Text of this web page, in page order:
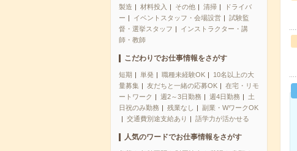
製造
材料投入 その他 清掃
ドライバ
ー
イベントスタッフ・会場設営
試験監
督・選挙スタッフ
インストラクター・講
師・教師
こだわりでお仕事情報をさがす
短期 単発 職種未経験OK
10名以上の大
量募集
友だちと一緒の応募OK
在宅・リモ
ートワーク
週2～3日勤務 週4日勤務
土
日祝のみ勤務
残業なし
副業・WワークOK
交通費別途支給あり
語学力が活かせる
人気のワードでお仕事情報をさがす